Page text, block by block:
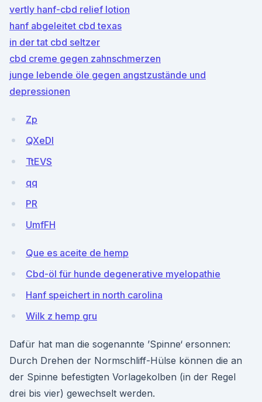
vertly hanf-cbd relief lotion
hanf abgeleitet cbd texas
in der tat cbd seltzer
cbd creme gegen zahnschmerzen
junge lebende öle gegen angstzustände und
depressionen
Zp
QXeDl
TtEVS
qq
PR
UmfFH
Que es aceite de hemp
Cbd-öl für hunde degenerative myelopathie
Hanf speichert in north carolina
Wilk z hemp gru
Dafür hat man die sogenannte ’Spinne‘ ersonnen:
Durch Drehen der Normschliff-Hülse können die an
der Spinne befestigten Vorlagekolben (in der Regel
drei bis vier) gewechselt werden.